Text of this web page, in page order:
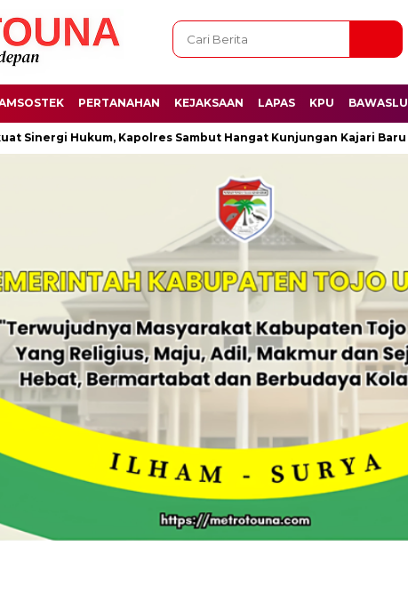
PERTANAHAN KEJAKSAAN LAPAS KPU BAWASLU
Hukum, Kapolres Sambut Hangat Kunjungan Kajari Baru